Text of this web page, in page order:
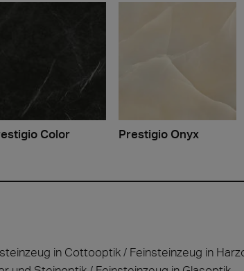
Color Prestigio Onyx
in Cottooptik Feinsteinzeug in